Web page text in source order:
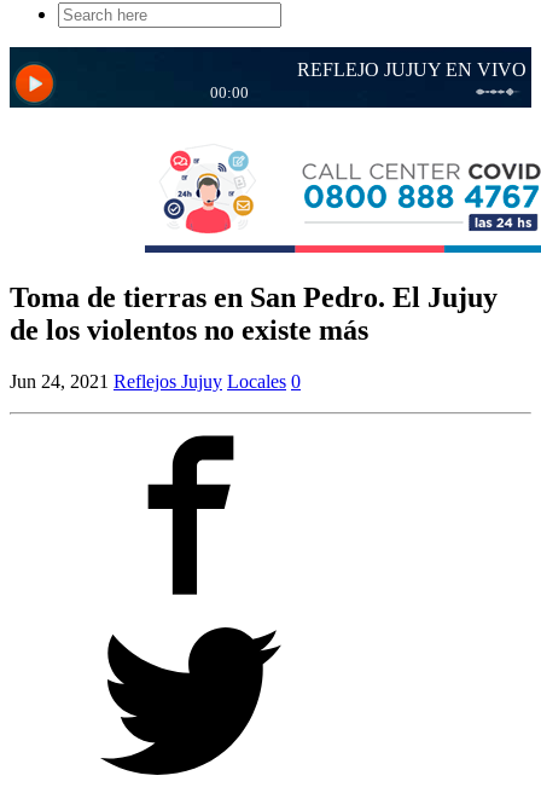
Search
for:
Toma de tierras en San Pedro. El Jujuy
de los violentos no existe más
Jun 24, 2021 Reflejos Jujuy Locales 0